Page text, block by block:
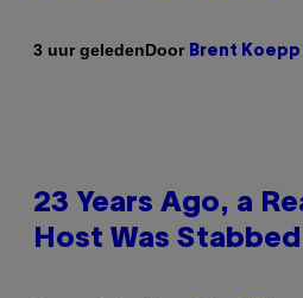
3 uur geledenDoor Brent Koepp
23 Years Ago, a
Host Was